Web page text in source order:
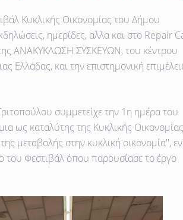
Κυκλικής Οικονομίας του Δήμου
ημερίδες, αλλα και στο Repair
ΑΝΑΚΥΚΛΩΣΗ ΣΥΣΚΕΥΩΝ, του κέντρου
Ελλάδας, και την επιστημονική
συμμετείχε την 1η ημέρα του
ως καταλύτης της Κυκλικής
μεταβολής στην κυκλική οικονομία'',
του Φεστιβάλ όπου παρουσίασε το έργο